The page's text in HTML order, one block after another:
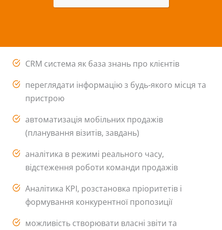
CRM система як база знань про клієнтів
переглядати інформацію з будь-якого місця та
пристрою
автоматизація мобільних продажів
(планування візитів, завдань)
аналітика в режимі реального часу,
відстеження роботи команди продажів
Аналітика KPI, розстановка пріоритетів і
формування конкурентної пропозиції
можливість створювати власні звіти та